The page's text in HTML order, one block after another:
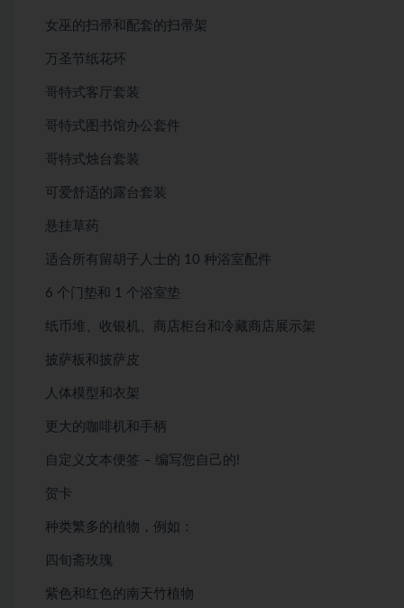
女巫的扫帚和配套的扫帚架
万圣节纸花环
哥特式客厅套装
哥特式图书馆办公套件
哥特式烛台套装
可爱舒适的露台套装
悬挂草药
适合所有留胡子人士的 10 种浴室配件
6 个门垫和 1 个浴室垫
纸币堆、收银机、商店柜台和冷藏商店展示架
披萨板和披萨皮
人体模型和衣架
更大的咖啡机和手柄
自定义文本便签 – 编写您自己的!
贺卡
种类繁多的植物，例如：
四旬斋玫瑰
紫色和红色的南天竹植物